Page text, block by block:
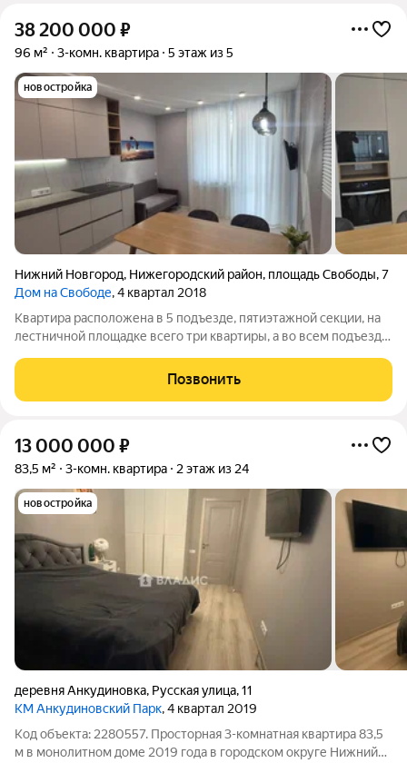
38 200 000 ₽
96 м² 3-комн. квартира 5 этаж из 5
новостройка
Нижний Новгород, Нижегородский район, площадь Свободы,7
Дом на Свободе, 4 квартал 2018
Квартира расположена в 5 подъезде, пятиэтажной секции, на
лестничной площадке всего три квартиры, а во всем подъезде
квартире выполнен дизайнерский ремонт, использованы
дорогие импортные
Позвонить
13 000 000 ₽
83,5 м² 3-комн. квартира 2 этаж из 24
новостройка
деревня Анкудиновка, Русская улица,11
КМ Анкудиновский Парк, 4 квартал 2019
Код объекта: 2280557. Просторная 3-комнатная квартира 83,5
м в монолитном доме 2019 года в городском округе Нижний